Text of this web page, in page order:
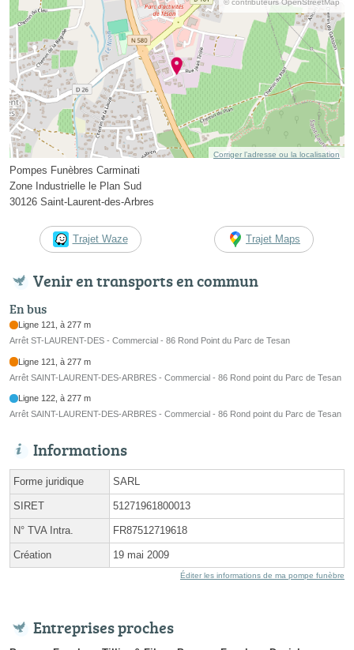
Corriger l’adresse ou la localisation
Pompes Funèbres Carminati
Zone Industrielle le Plan Sud
30126 Saint-Laurent-des-Arbres
Trajet Waze Trajet Maps
Venir en transports en commun
En bus
Ligne 121, à 277 m
Arrêt ST-LAURENT-DES - Commercial - 86 Rond Point du Parc de Tesan
Ligne 121, à 277 m
Arrêt SAINT-LAURENT-DES-ARBRES - Commercial - 86 Rond point du Parc de Tesan
Ligne 122, à 277 m
Arrêt SAINT-LAURENT-DES-ARBRES - Commercial - 86 Rond point du Parc de Tesan
Informations
Forme juridique SARL
SIRET 51271961800013
N° TVA Intra. FR87512719618
Création 19 mai 2009
Éditer les informations de ma pompe funèbre
Entreprises proches